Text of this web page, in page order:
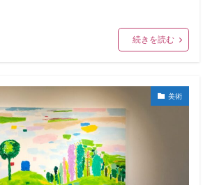
続きを読む
美術